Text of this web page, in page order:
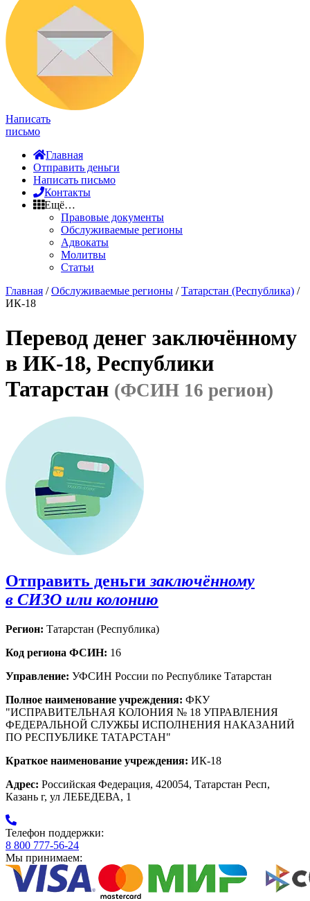
Написать
письмо
Главная
Отправить деньги
Написать письмо
Контакты
Ещё…
Правовые документы
Обслуживаемые регионы
Адвокаты
Молитвы
Статьи
Главная /Обслуживаемые регионы /Татарстан (Республика) /
ИК-18
Перевод денег заключённому
в ИК-18, Республики
Татарстан (ФСИН 16 регион)
Отправить деньги заключённому
в СИЗО или колонию
Регион: Татарстан (Республика)
Код региона ФСИН: 16
Управление: УФСИН России по Республике Татарстан
Полное наименование учреждения: ФКУ
"ИСПРАВИТЕЛЬНАЯ КОЛОНИЯ № 18 УПРАВЛЕНИЯ
ФЕДЕРАЛЬНОЙ СЛУЖБЫ ИСПОЛНЕНИЯ НАКАЗАНИЙ
ПО РЕСПУБЛИКЕ ТАТАРСТАН"
Краткое наименование учреждения: ИК-18
Адрес: Российская Федерация, 420054, Татарстан Респ,
Казань г, ул ЛЕБЕДЕВА, 1
Телефон поддержки:
8 800 777-56-24
Мы принимаем: